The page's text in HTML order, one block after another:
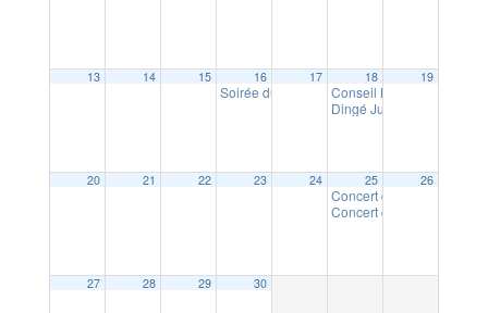
13 14 15 16
Soirée du Beaujolais Nouveau
17 18
Conseil Municipal des
Dingé Jumelage : soirée
19
20 21 22 23 24 25
Concert de l’orchestre
Concert de l’orchestre
26
27 28 29 30